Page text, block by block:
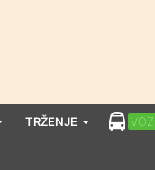
TRŽENJE LPP